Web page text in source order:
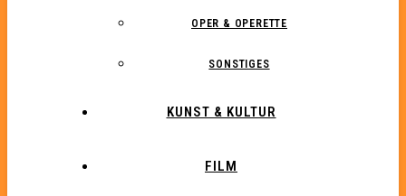
OPER & OPERETTE
SONSTIGES
KUNST & KULTUR
FILM